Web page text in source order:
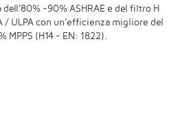
dell'80% -90% ASHRAE e del filtro H
/ ULPA con un'efficienza migliore del
MPPS (H14 - EN: 1822).